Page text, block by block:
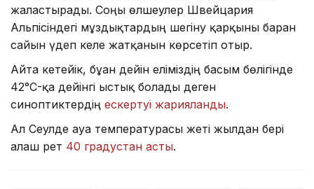
жалғастырады. Соңғы өлшеулер Швейцария
Альпісіндегі мұздықтардың шегіну қарқыны барған
сайын үдеп келе жатқанын көрсетіп отыр.
Айта кетейік, бұған дейін еліміздің басым бөлігінде
42°C-қа дейінгі ыстық болады деген
синоптиктердің ескертуі жарияланды.
Ал Сеулде ауа температурасы жеті жылдан бері
алғаш рет 40 градустан асты.